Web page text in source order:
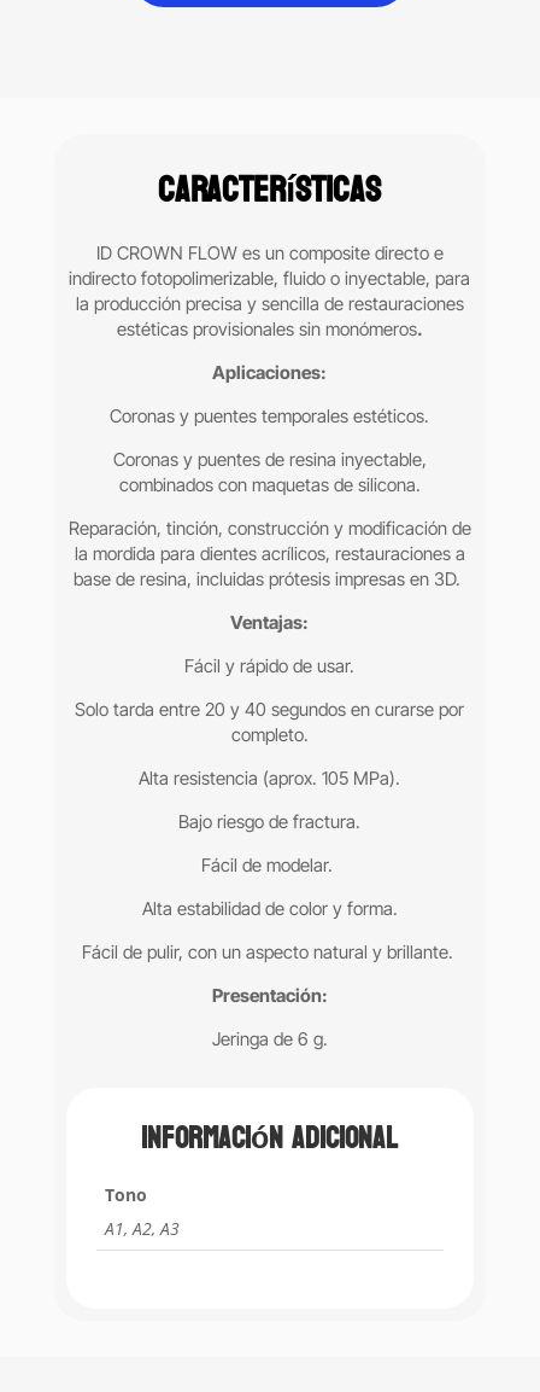
fotocurable
6grs
cantidad
Características
ID CROWN FLOW es un composite directo e
indirecto fotopolimerizable, fluido o inyectable, para
la producción precisa y sencilla de restauraciones
estéticas provisionales sin monómeros.
Aplicaciones:
Coronas y puentes temporales estéticos.
Coronas y puentes de resina inyectable,
combinados con maquetas de silicona.
Reparación, tinción, construcción y modificación de
la mordida para dientes acrílicos, restauraciones a
base de resina, incluidas prótesis impresas en 3D.
Ventajas:
Fácil y rápido de usar.
Solo tarda entre 20 y 40 segundos en curarse por
completo.
Alta resistencia (aprox. 105 MPa).
Bajo riesgo de fractura.
Fácil de modelar.
Alta estabilidad de color y forma.
Fácil de pulir, con un aspecto natural y brillante.
Presentación:
Jeringa de 6 g.
Información adicional
Tono
A1, A2, A3